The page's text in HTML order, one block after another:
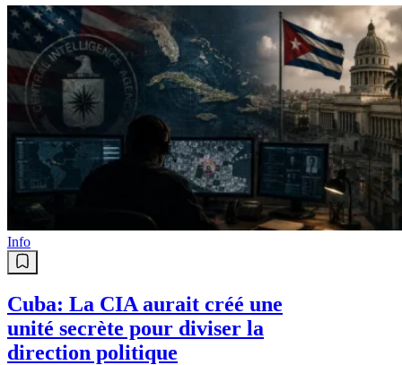
Info
Cuba: La CIA aurait créé une
unité secrète pour diviser la
direction politique